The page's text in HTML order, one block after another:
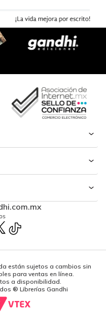
están sujetos a cambios sin
para ventas en línea.
a disponibilidad.
® Librerías Gandhi